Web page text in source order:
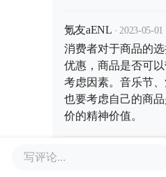
氪友aENL · 2023-05-01
消费者对于商品的
优惠，商品是否可
考虑因素。音乐节
也要考虑自己的商
价的精神价值。
写评论...